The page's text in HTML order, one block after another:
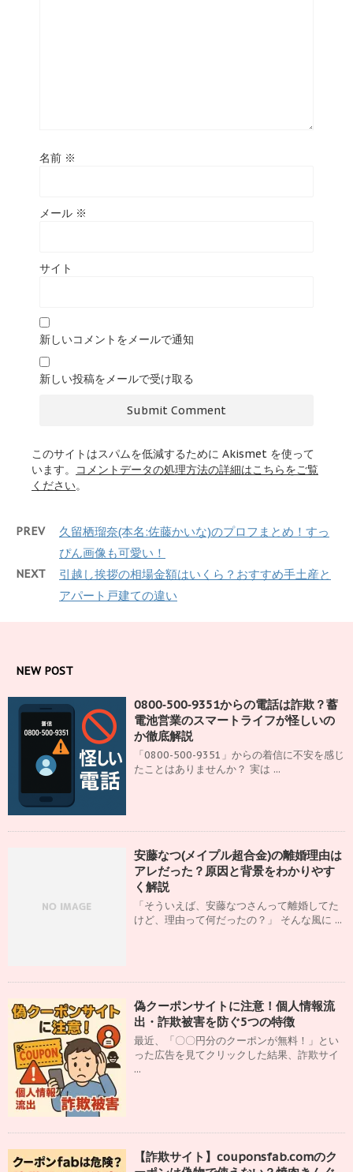
名前 ※
メール ※
サイト
新しいコメントをメールで通知
新しい投稿をメールで受け取る
このサイトはスパムを低減するために Akismet を使って
います。
コメントデータの処理方法の詳細はこちらをご覧
ください。
PREV
久留栖瑠奈(本名:佐藤かいな)のプロフまとめ！すっ
ぴん画像も可愛い！
NEXT
引越し挨拶の相場金額はいくら？おすすめ手土産と
アパート戸建ての違い
NEW POST
0800‑500‑9351からの電話は詐欺？蓄
電池営業のスマートライフが怪しいの
か徹底解説
「0800-500-9351」からの着信に不安を感じ
たことはありませんか？ 実は ...
安藤なつ(メイプル超合金)の離婚理由は
アレだった？原因と背景をわかりやす
く解説
「そういえば、安藤なつさんって離婚してた
けど、理由って何だったの？」 そんな風に ...
偽クーポンサイトに注意！個人情報流
出・詐欺被害を防ぐ5つの特徴
最近、「〇〇円分のクーポンが無料！」とい
った広告を見てクリックした結果、詐欺サイ
...
【詐欺サイト】couponsfab.comのク